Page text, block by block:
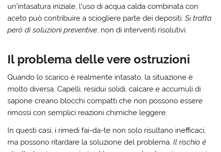
un’intasatura iniziale, l’uso di acqua calda combinata con
aceto può contribuire a sciogliere parte dei depositi.Si tratta
però di soluzioni preventive, non di interventi risolutivi.
Il problema delle vere ostruzioni
Quando lo scarico è realmente intasato, la situazione è
molto diversa.Capelli, residui solidi, calcare e accumuli di
sapone creano blocchi compatti che non possono essere
rimossi con semplici reazioni chimiche leggere.
In questi casi, i rimedi fai-da-te non solo risultano inefficaci,
ma possono ritardare la soluzione del problema.Il rischio è